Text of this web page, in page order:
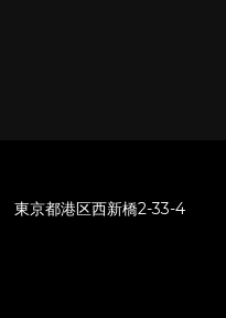
京都港区西新橋2-33-4